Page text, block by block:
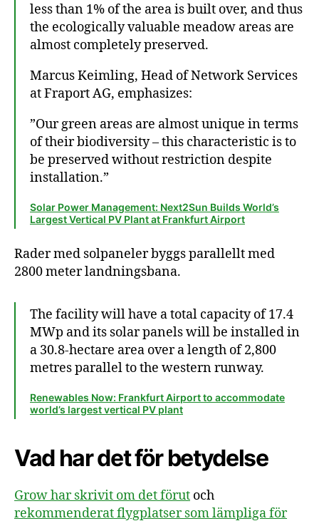
less than 1% of the area is built over, and thus
the ecologically valuable meadow areas are
almost completely preserved.
Marcus Keimling, Head of Network Services
at Fraport AG, emphasizes:
”Our green areas are almost unique in terms
of their biodiversity – this characteristic is to
be preserved without restriction despite
installation.”
Solar Power Management: Next2Sun Builds World’s
Largest Vertical PV Plant at Frankfurt Airport
Rader med solpaneler byggs parallellt med
2800 meter landningsbana.
The facility will have a total capacity of 17.4
MWp and its solar panels will be installed in
a 30.8-hectare area over a length of 2,800
metres parallel to the western runway.
Renewables Now: Frankfurt Airport to accommodate
world’s largest vertical PV plant
Vad har det för betydelse
Grow har skrivit om det förut och
rekommenderat flygplatser som lämpliga för